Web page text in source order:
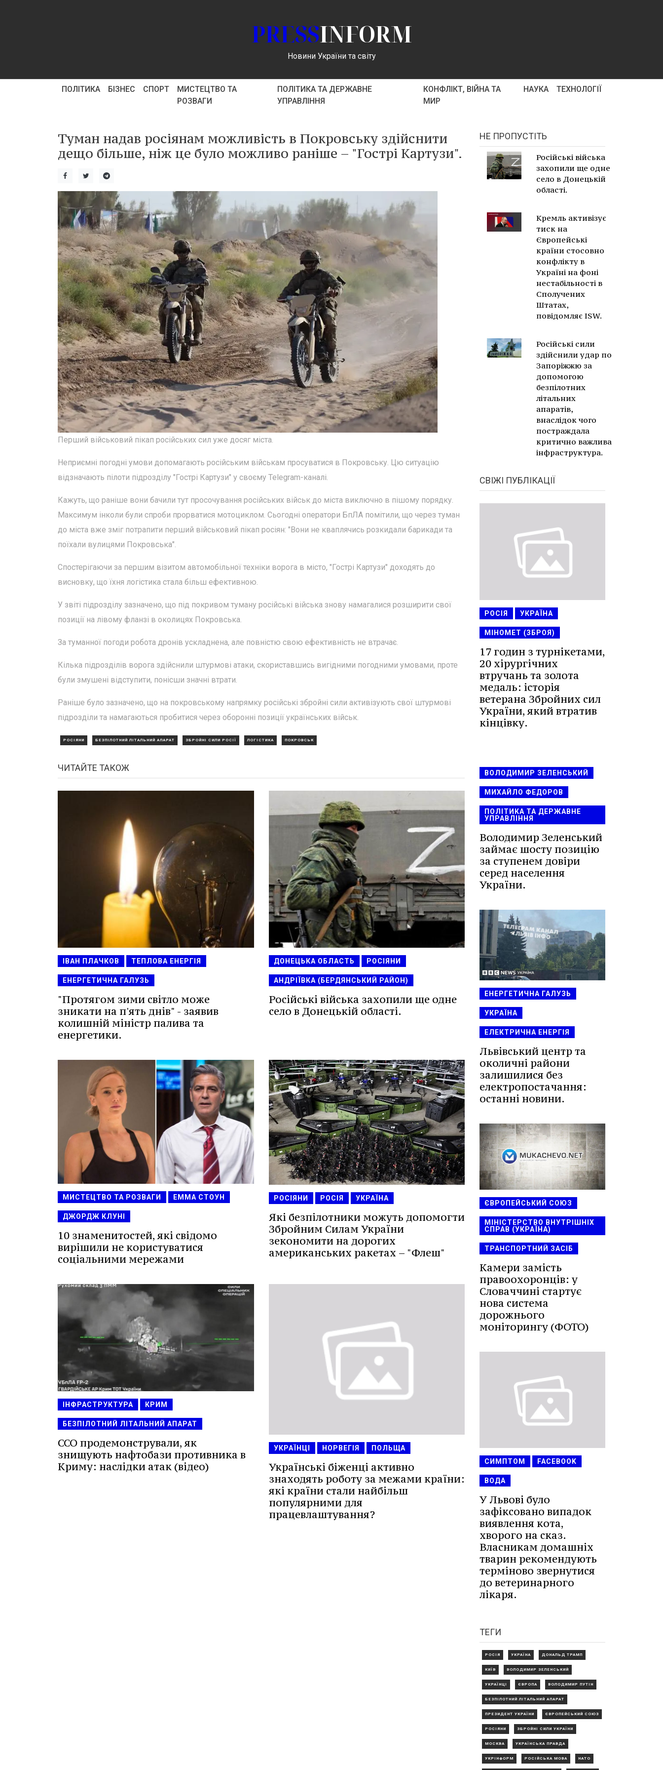
PRESSINFORM
Новини України та світу
ПОЛІТИКА БІЗНЕС СПОРТ
МИСТЕЦТВО ТА
РОЗВАГИ
ПОЛІТИКА ТА ДЕРЖАВНЕ
УПРАВЛІННЯ
КОНФЛІКТ, ВІЙНА ТА
МИР
НАУКА ТЕХНОЛОГІЇ
Туман надав росіянам можливість в Покровську здійснити
дещо більше, ніж це було можливо раніше – "Гострі Картузи".
Перший військовий пікап російських сил уже досяг міста.
Неприємні погодні умови допомагають російським військам просуватися в Покровську. Цю ситуацію
відзначають пілоти підрозділу "Гострі Картузи" у своєму Telegram-каналі.
Кажуть, що раніше вони бачили тут просочування російських військ до міста виключно в пішому порядку.
Максимум інколи були спроби прорватися мотоциклом. Сьогодні оператори БпЛА помітили, що через туман
до міста вже зміг потрапити перший військовий пікап росіян: "Вони не кваплячись розкидали барикади та
поїхали вулицями Покровська".
Спостерігаючи за першим візитом автомобільної техніки ворога в місто, "Гострі Картузи" доходять до
висновку, що їхня логістика стала більш ефективною.
У звіті підрозділу зазначено, що під покривом туману російські війська знову намагалися розширити свої
позиції на лівому фланзі в околицях Покровська.
За туманної погоди робота дронів ускладнена, але повністю свою ефективність не втрачає.
Кілька підрозділів ворога здійснили штурмові атаки, скориставшись вигідними погодними умовами, проте
були змушені відступити, понісши значні втрати.
Раніше було зазначено, що на покровському напрямку російські збройні сили активізують свої штурмові
підрозділи та намагаються пробитися через оборонні позиції українських військ.
РОСІЯНИ БЕЗПІЛОТНИЙ ЛІТАЛЬНИЙ АПАРАТ ЗБРОЙНІ СИЛИ РОСІЇ ЛОГІСТИКА ПОКРОВСЬК
ЧИТАЙТЕ ТАКОЖ
ІВАН ПЛАЧКОВ ТЕПЛОВА ЕНЕРГІЯ
ЕНЕРГЕТИЧНА ГАЛУЗЬ
"Протягом зими світло може
зникати на п'ять днів" - заявив
колишній міністр палива та
енергетики.
ДОНЕЦЬКА ОБЛАСТЬ РОСІЯНИ
АНДРІЇВКА (БЕРДЯНСЬКИЙ РАЙОН)
Російські війська захопили ще одне
село в Донецькій області.
МИСТЕЦТВО ТА РОЗВАГИ ЕММА СТОУН
ДЖОРДЖ КЛУНІ
10 знаменитостей, які свідомо
вирішили не користуватися
соціальними мережами
РОСІЯНИ РОСІЯ УКРАЇНА
Які безпілотники можуть допомогти
Збройним Силам України
зекономити на дорогих
американських ракетах – "Флеш"
ІНФРАСТРУКТУРА КРИМ
БЕЗПІЛОТНИЙ ЛІТАЛЬНИЙ АПАРАТ
ССО продемонстрували, як
знищують нафтобази противника в
Криму: наслідки атак (відео)
УКРАЇНЦІ НОРВЕГІЯ ПОЛЬЩА
Українські біженці активно
знаходять роботу за межами країни:
які країни стали найбільш
популярними для
працевлаштування?
НЕ ПРОПУСТІТЬ
Російські війська
захопили ще одне
село в Донецькій
області.
Кремль активізує
тиск на
Європейські
країни стосовно
конфлікту в
Україні на фоні
нестабільності в
Сполучених
Штатах,
повідомляє ISW.
Російські сили
здійснили удар по
Запоріжжю за
допомогою
безпілотних
літальних
апаратів,
внаслідок чого
постраждала
критично важлива
інфраструктура.
СВІЖІ ПУБЛІКАЦІЇ
РОСІЯ УКРАЇНА
МІНОМЕТ (ЗБРОЯ)
17 годин з турнікетами,
20 хірургічних
втручань та золота
медаль: історія
ветерана Збройних сил
України, який втратив
кінцівку.
ВОЛОДИМИР ЗЕЛЕНСЬКИЙ
МИХАЙЛО ФЕДОРОВ
ПОЛІТИКА ТА ДЕРЖАВНЕ
УПРАВЛІННЯ
Володимир Зеленський
займає шосту позицію
за ступенем довіри
серед населення
України.
ЕНЕРГЕТИЧНА ГАЛУЗЬ
УКРАЇНА
ЕЛЕКТРИЧНА ЕНЕРГІЯ
Львівський центр та
околичні райони
залишилися без
електропостачання:
останні новини.
ЄВРОПЕЙСЬКИЙ СОЮЗ
МІНІСТЕРСТВО ВНУТРІШНІХ
СПРАВ (УКРАЇНА)
ТРАНСПОРТНИЙ ЗАСІБ
Камери замість
правоохоронців: у
Словаччині стартує
нова система
дорожнього
моніторингу (ФОТО)
СИМПТОМ FACEBOOK
ВОДА
У Львові було
зафіксовано випадок
виявлення кота,
хворого на сказ.
Власникам домашніх
тварин рекомендують
терміново звернутися
до ветеринарного
лікаря.
ТЕГИ
РОСІЯ УКРАЇНА ДОНАЛЬД ТРАМП
КИЇВ ВОЛОДИМИР ЗЕЛЕНСЬКИЙ
УКРАЇНЦІ ЄВРОПА ВОЛОДИМИР ПУТІН
БЕЗПІЛОТНИЙ ЛІТАЛЬНИЙ АПАРАТ
ПРЕЗИДЕНТ УКРАЇНИ ЄВРОПЕЙСЬКИЙ СОЮЗ
РОСІЯНИ ЗБРОЙНІ СИЛИ УКРАЇНИ
МОСКВА УКРАЇНСЬКА ПРАВДА
УКРІНФОРМ РОСІЙСЬКА МОВА НАТО